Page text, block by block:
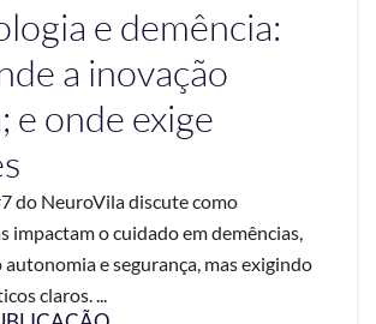
e demência:
a inovação
e onde exige
do NeuroVila discute como
impactam o cuidado em demências,
e segurança, mas exigindo
claros. ...